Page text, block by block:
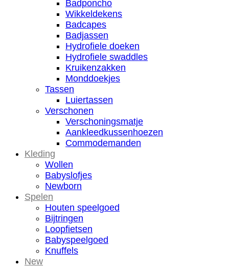
Badponcho
Wikkeldekens
Badcapes
Badjassen
Hydrofiele doeken
Hydrofiele swaddles
Kruikenzakken
Monddoekjes
Tassen
Luiertassen
Verschonen
Verschoningsmatje
Aankleedkussenhoezen
Commodemanden
Kleding
Wollen
Babyslofjes
Newborn
Spelen
Houten speelgoed
Bijtringen
Loopfietsen
Babyspeelgoed
Knuffels
New